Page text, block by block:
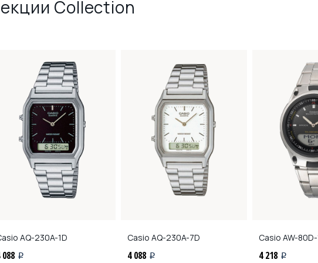
Collection
AQ-230A-1D
088 i
Casio AQ-230A-7D
4 088 i
Casio AW-80D-
4 218 i